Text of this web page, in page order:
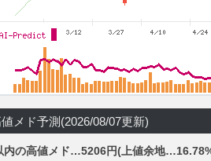
メド予測(2026/08/07更新)
内の高値メド…5206円(上値余地